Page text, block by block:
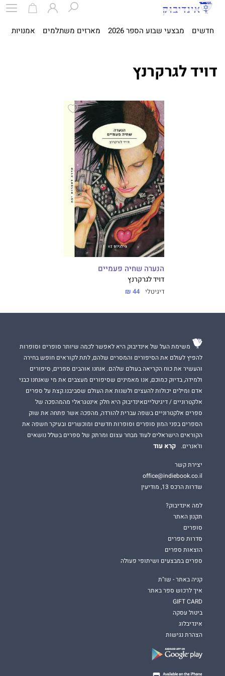
חדשים מבצעי שבוע הספר 2026 מארזים משתלמים אמנויות
דויד לגרקרנץ
הנערה שחיה פעמיים
דויד לגרקרנץ
דיגיטלי 44 ₪
משימת העל של אינדיבוק היא לאפשר לכמה שיותר סופרים וסופרות
להפיץ לעולם את הסיפורים והמסרים שלהם, לתת לקוראים חופש בחירה
והעשיר את כוח הקריאה בעולם שלהם. אנחנו אוהבים ספרים, סיפורים
ולמידה, בדיוק כמוכם, אנו מאמינים שסיפורים מעצבים את מי שאנחנו כבני
אדם ומילים יכולות להעצים ולשנות את העולם שסביבנו.קצת על ספרים
אלקטרוניים / דיגיטלייםאינדיבוק היא חלק אינטגראלי מהמהפכה של
ספרים אלקטרוניים בשפה עברית להורדה, מהפכה אשר פתחה את שוק
הספרים בפני המון סופרים וסופרות חדשים ומוכשרים ובעיקר חשפה את
הקוראים הישראלים לעוד מבחר עצום ומרתק של ספרים בשלל נושאים
וז'אנרים.
קרא עוד
יצירת קשר
office@indiebook.co.il
שדרות הרכס 13, מודיעין
למה אינדיבוק?
תקנון האתר
סופרים
סדרות ספרים
הוצאות ספרים
ספרים במבצעים ושיתופי פעולה
קניה באתר - שו"ת
איך לרכוש ספר באתר
GIFT CARD
ביטול עסקה
אינדיבלוג
הצהרת נגישות